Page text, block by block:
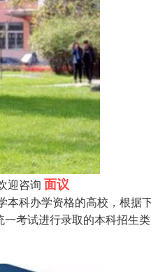
迎咨询 面议
本科办学资格的高校，根
一考试进行录取的本科招生